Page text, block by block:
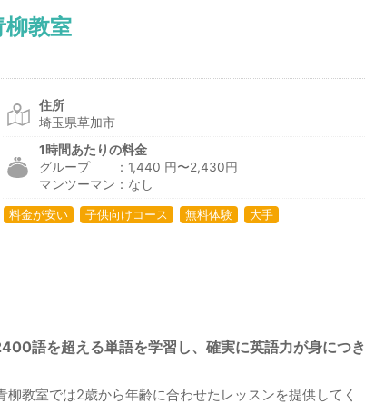
教室
住所
埼玉県草加市
1時間あたりの料金
グループ ：1,440 円〜2,430円
マンツーマン：なし
料金が安い 子供向けコース 無料体験 大手
語を超える単語を学習し、確実に英語力が身につき
教室では2歳から年齢に合わせたレッスンを提供してく